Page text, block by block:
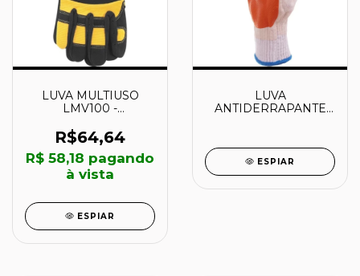
LUVA MULTIUSO
LMV100 -
VONDER
R$64,64
R$ 58,18 pagando
à vista
ESPIAR
LUVA
ANTIDERRAPANTE
PLASTCOR
ESPIAR